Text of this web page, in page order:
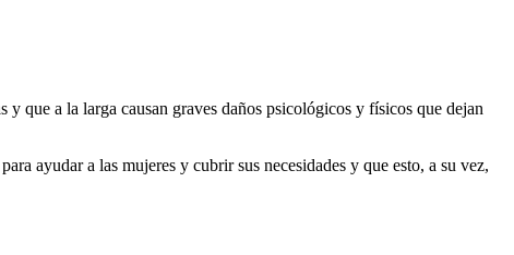
que a la larga causan graves daños psicológicos y físicos que dejan
ayudar a las mujeres y cubrir sus necesidades y que esto, a su vez,